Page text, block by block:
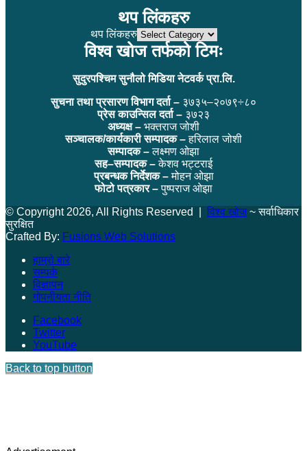
थप लिंकहरु
थप लिंकहरु
विश्व खोज तर्फको टिमः
सुदुरपश्चिम सुनौलो मिडिया नेटवर्क प्रा.लि.
सुचना तथा प्रसारण विभाग दर्ता – ३७३५–२०७९÷८०
प्रेस काउन्सिल दर्ता – ३७२३
अध्यक्ष – भक्तराज जोशी
सञ्चालक/कार्यकारी सम्पादक –हरिलाल जोशी
सम्पादक –लक्ष्मण ओझा
सह–सम्पादक –केशव भट्टराई
प्रबन्धक निर्देशक –मोहन ओझा
फोटो पत्रकार –पुष्पराज ओझा
© Copyright 2026, All Rights Reserved | विश्व खोज~ सर्वाधिकार
सुरक्षित
Crafted By: Fusions Web Solutions
हाम्रो बारे
सम्पर्क
विज्ञापन
गोपनीयता नीति
Facebook
Twitter
YouTube
Back to top button